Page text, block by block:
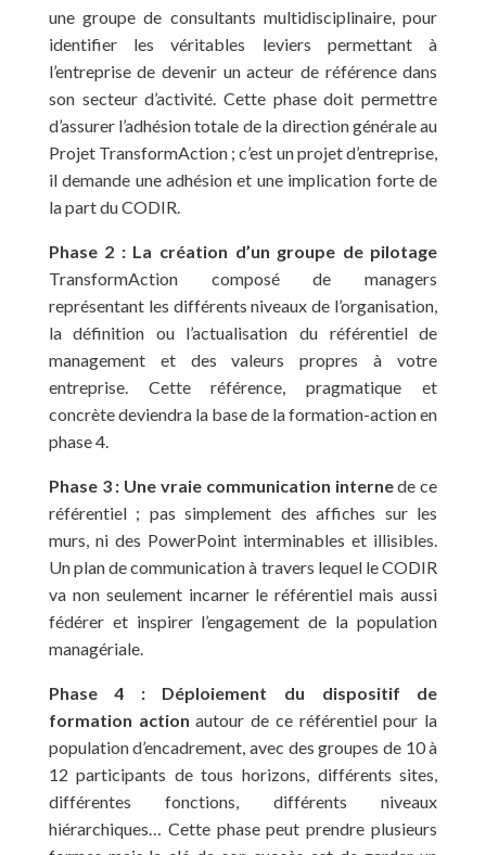
une groupe de consultants multidisciplinaire, pour
identifier les véritables leviers permettant à
l’entreprise de devenir un acteur de référence dans
son secteur d’activité. Cette phase doit permettre
d’assurer l’adhésion totale de la direction générale au
Projet TransformAction ; c’est un projet d’entreprise,
il demande une adhésion et une implication forte de
la part du CODIR.
Phase 2 : La création d’un groupe de pilotage
TransformAction composé de managers
représentant les différents niveaux de l’organisation,
la définition ou l’actualisation du référentiel de
management et des valeurs propres à votre
entreprise. Cette référence, pragmatique et
concrète deviendra la base de la formation-action en
phase 4.
Phase 3 : Une vraie communication internede ce
référentiel ; pas simplement des affiches sur les
murs, ni des PowerPoint interminables et illisibles.
Un plan de communication à travers lequel le CODIR
va non seulement incarner le référentiel mais aussi
fédérer et inspirer l’engagement de la population
managériale.
Phase 4 : Déploiement du dispositif de
formation action autour de ce référentiel pour la
population d’encadrement, avec des groupes de 10 à
12 participants de tous horizons, différents sites,
différentes fonctions, différents niveaux
hiérarchiques… Cette phase peut prendre plusieurs